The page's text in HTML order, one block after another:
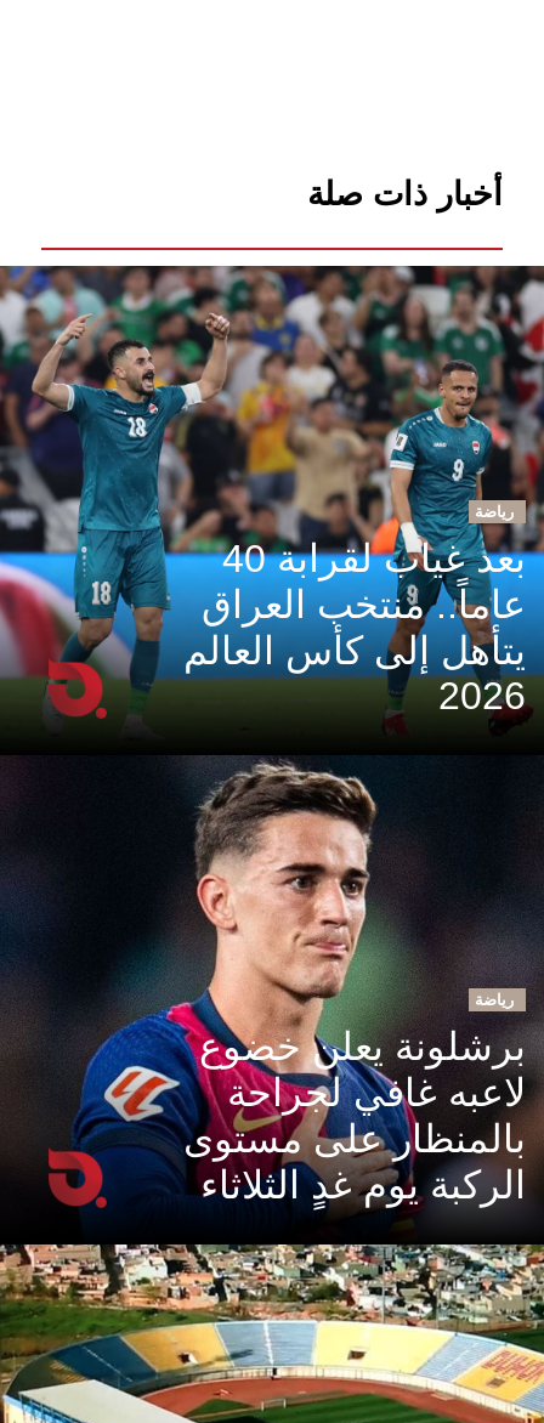
أخبار ذات صلة
رياضة
بعد غياب لقرابة 40
عاماً.. منتخب العراق
يتأهل إلى كأس العالم
2026
رياضة
برشلونة يعلن خضوع
لاعبه غافي لجراحة
بالمنظار على مستوى
الركبة يوم غدٍ الثلاثاء